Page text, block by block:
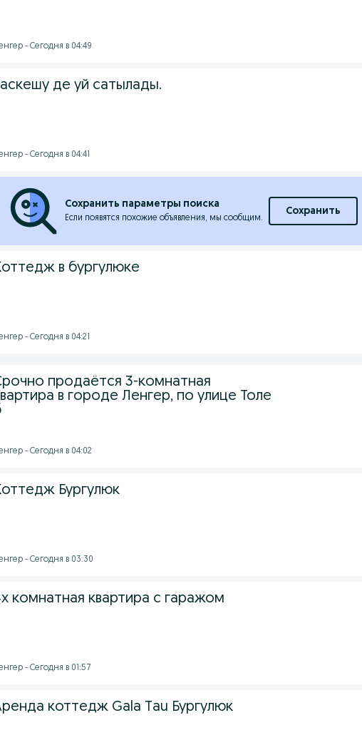
- Сегодня в 04:49
де уй сатылады.
- Сегодня в 04:41
Сохранить параметры поиска
Если появятся похожие объявления, мы сообщим.
Сохранить
в бургулюке
- Сегодня в 04:21
продаётся 3-комнатная
в городе Ленгер, по улице Толе
- Сегодня в 04:02
Бургулюк
- Сегодня в 03:30
комнатная квартира с гаражом
- Сегодня в 01:57
коттедж Gala Tau Бургулюк